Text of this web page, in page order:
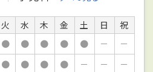
火 水 木 金 土 日
祝
● ● ● ● ● －
－
● ● ● ● － － －